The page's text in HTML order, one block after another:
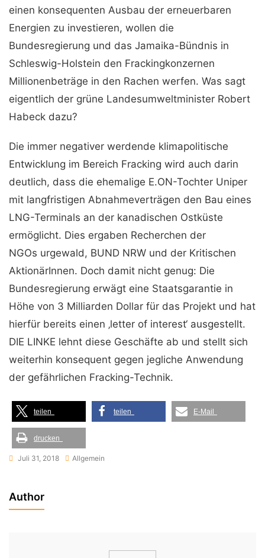
einen konsequenten Ausbau der erneuerbaren
Energien zu investieren, wollen die
Bundesregierung und das Jamaika-Bündnis in
Schleswig-Holstein den Frackingkonzernen
Millionenbeträge in den Rachen werfen. Was sagt
eigentlich der grüne Landesumweltminister Robert
Habeck dazu?
Die immer negativer werdende klimapolitische
Entwicklung im Bereich Fracking wird auch darin
deutlich, dass die ehemalige E.ON-Tochter Uniper
mit langfristigen Abnahmeverträgen den Bau eines
LNG-Terminals an der kanadischen Ostküste
ermöglicht. Dies ergaben Recherchen der
NGOs urgewald, BUND NRW und der Kritischen
AktionärInnen. Doch damit nicht genug: Die
Bundesregierung erwägt eine Staatsgarantie in
Höhe von 3 Milliarden Dollar für das Projekt und hat
hierfür bereits einen ‚letter of interest‘ ausgestellt.
DIE LINKE lehnt diese Geschäfte ab und stellt sich
weiterhin konsequent gegen jegliche Anwendung
der gefährlichen Fracking-Technik.
teilen teilen E-Mail
drucken
Juli 31, 2018 Allgemein
Author